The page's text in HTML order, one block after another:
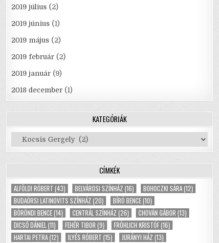
2019 július (2)
2019 június (1)
2019 május (2)
2019 február (2)
2019 január (9)
2018 december (1)
KATEGÓRIÁK
Kategóriák
CÍMKÉK
ALFÖLDI RÓBERT (43) BELVÁROSI SZÍNHÁZ (16) BOHOCZKI SÁRA(12)
BUDAÖRSI LATINOVITS SZÍNHÁZ (20) BÍRÓ BENCE(10)
BÖRÖNDI BENCE(14) CENTRÁL SZÍNHÁZ (26) CHOVÁN GÁBOR (13)
DICSŐ DÁNIEL(11) FEHÉR TIBOR (9) FRÖHLICH KRISTÓF(16)
HARTAI PETRA(12) ILYÉS RÓBERT (15) JURÁNYI HÁZ (13)